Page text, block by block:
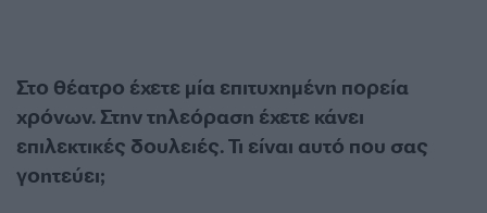
Στο θέατρο έχετε μία επιτυχημένη πορεία
χρόνων. Στην τηλεόραση έχετε κάνει
επιλεκτικές δουλειές. Τι είναι αυτό που σας
γοητεύει;